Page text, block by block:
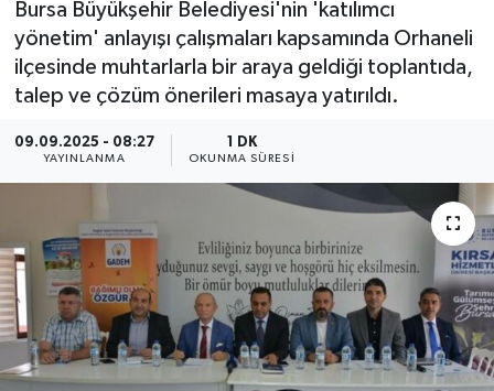
Bursa Büyükşehir Belediyesi'nin 'katılımcı
yönetim' anlayışı çalışmaları kapsamında Orhaneli
ilçesinde muhtarlarla bir araya geldiği toplantıda,
talep ve çözüm önerileri masaya yatırıldı.
09.09.2025 - 08:27
YAYINLANMA
1 DK
OKUNMA SÜRESI